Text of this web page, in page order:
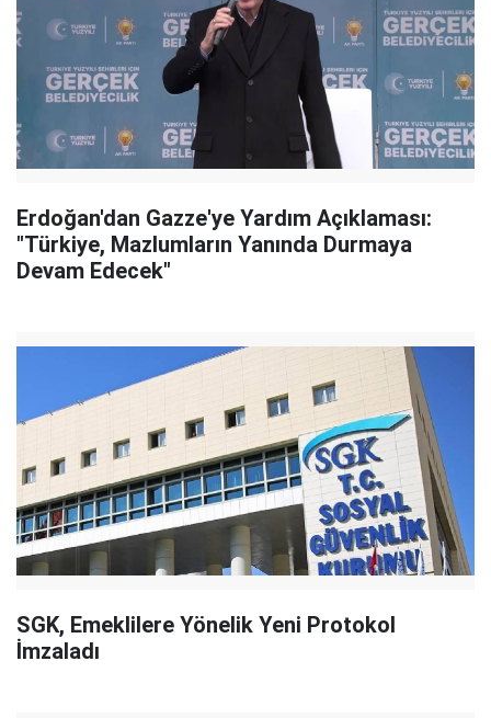
Erdoğan'dan Gazze'ye Yardım Açıklaması:
"Türkiye, Mazlumların Yanında Durmaya
Devam Edecek"
SGK, Emeklilere Yönelik Yeni Protokol
İmzaladı